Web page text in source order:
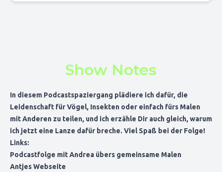
Show Notes
In diesem Podcastspaziergang plädiere ich dafür, die
Leidenschaft für Vögel, Insekten oder einfach fürs Malen
mit Anderen zu teilen, und ich erzähle Dir auch gleich, warum
ich jetzt eine Lanze dafür breche. Viel Spaß bei der Folge!
Links:
Podcastfolge mit Andrea übers gemeinsame Malen
Antjes Webseite